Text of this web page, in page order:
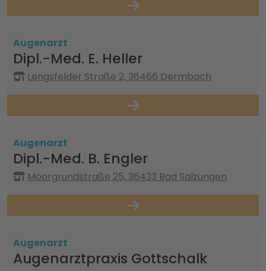
Augenarzt
Dipl.-Med. E. Heller
Lengsfelder Straße 2, 36466 Dermbach
Augenarzt
Dipl.-Med. B. Engler
Moorgrundstraße 25, 36433 Bad Salzungen
Augenarzt
Augenarztpraxis Gottschalk